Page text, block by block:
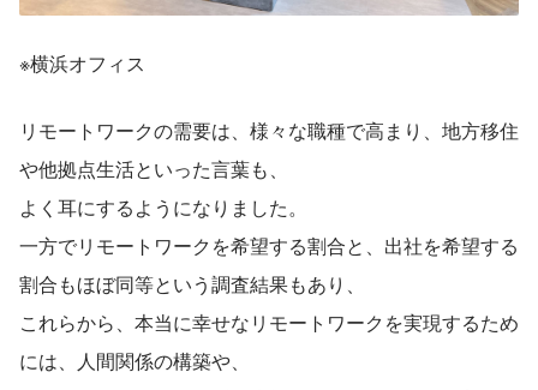
※横浜オフィス
リモートワークの需要は、様々な職種で高まり、地方移住
や他拠点生活といった言葉も、
よく耳にするようになりました。
一方でリモートワークを希望する割合と、出社を希望する
割合もほぼ同等という調査結果もあり、
これらから、本当に幸せなリモートワークを実現するため
には、人間関係の構築や、